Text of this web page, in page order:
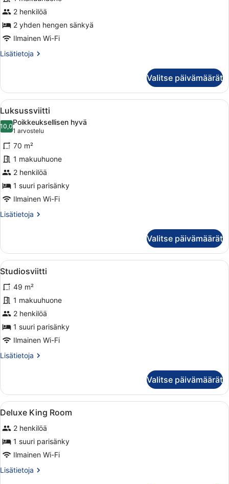
executive-
huone
(kaksi
sänkyä)
kuvat
2 henkilöä
2 yhden hengen sänkyä
Ilmainen Wi-Fi
Lisätietoja
Lisätietoja
executive-
huone
(kaksi
sänkyä)
Valitse päivämäärät
Avaa
kaikki
huonetyypin
Luksussviitti
kuvat
Hotellihuone, jossa on suuri
5
Luksussviitti
10,010,0 kautta 10
Poikkeuksellisen hyvä
1 arvostelu
(1
arvostelu)
70 m²
1 makuuhuone
2 henkilöä
1 suuri parisänky
Ilmainen Wi-Fi
Lisätietoja
Lisätietoja
Valitse päivämäärät
Avaa
kaikki
huonetyypin
Studiosviitti
kuvat
Hotellihuone, jossa on sänky,
6
Studiosviitti
49 m²
1 makuuhuone
2 henkilöä
1 suuri parisänky
Ilmainen Wi-Fi
Lisätietoja
Lisätietoja
Valitse päivämäärät
Avaa
kaikki
huonetyypin
Deluxe
King
Room
kuvat
Minibaari, tallelokero huoneessa,
6
Deluxe King Room
2 henkilöä
1 suuri parisänky
Ilmainen Wi-Fi
Lisätietoja
Lisätietoja